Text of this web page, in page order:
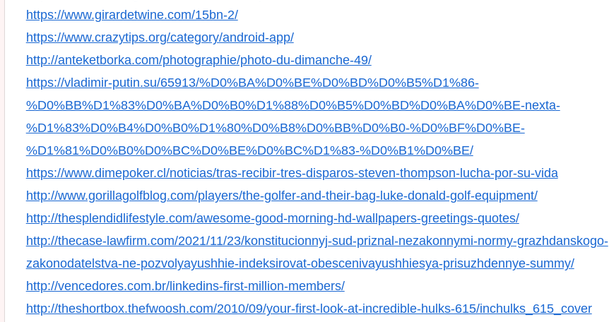
https://www.girardetwine.com/15bn-2/
https://www.crazytips.org/category/android-app/
http://anteketborka.com/photographie/photo-du-dimanche-49/
https://vladimir-putin.su/65913/%D0%BA%D0%BE%D0%BD%D0%B5%D1%86-
%D0%BB%D1%83%D0%BA%D0%B0%D1%88%D0%B5%D0%BD%D0%BA%D0%BE-nexta-
%D1%83%D0%B4%D0%B0%D1%80%D0%B8%D0%BB%D0%B0-%D0%BF%D0%BE-
%D1%81%D0%B0%D0%BC%D0%BE%D0%BC%D1%83-%D0%B1%D0%BE/
https://www.dimepoker.cl/noticias/tras-recibir-tres-disparos-steven-thompson-lucha-por-su-vida
http://www.gorillagolfblog.com/players/the-golfer-and-their-bag-luke-donald-golf-equipment/
http://thesplendidlifestyle.com/awesome-good-morning-hd-wallpapers-greetings-quotes/
http://thecase-lawfirm.com/2021/11/23/konstitucionnyj-sud-priznal-nezakonnymi-normy-grazhdanskogo-
zakonodatelstva-ne-pozvolyayushhie-indeksirovat-obescenivayushhiesya-prisuzhdennye-summy/
http://vencedores.com.br/linkedins-first-million-members/
http://theshortbox.thefwoosh.com/2010/09/your-first-look-at-incredible-hulks-615/inchulks_615_cover